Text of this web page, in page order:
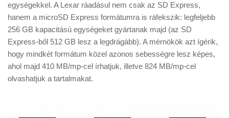
Helyszíni Riport
E-BB
egységekkel. A Lexar ráadásul nem csak az SD Express,
hanem a microSD Express formátumra is ráfekszik: legfeljebb
256 GB kapacitású egységeket gyártanak majd (az SD
Express-ből 512 GB lesz a legdrágább). A mérnökök azt ígérik,
hogy mindkét formátum közel azonos sebességre lesz képes,
ahol majd 410 MB/mp-cel írhatjuk, illetve 824 MB/mp-cel
olvashatjuk a tartalmakat.